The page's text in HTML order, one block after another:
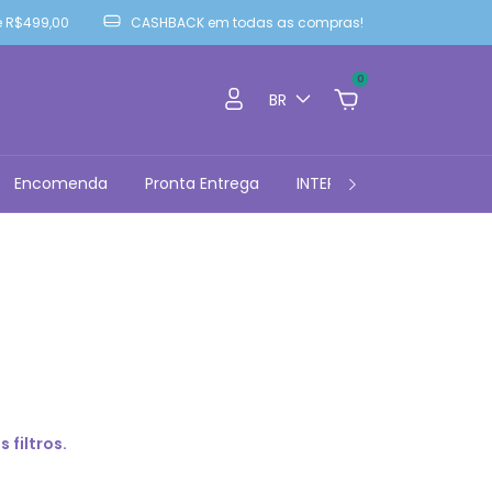
R$499,00 CASHBACK em todas as compras!
BR
0
Encomenda Pronta Entrega INTERNATIONAL PURCHASE
filtros.